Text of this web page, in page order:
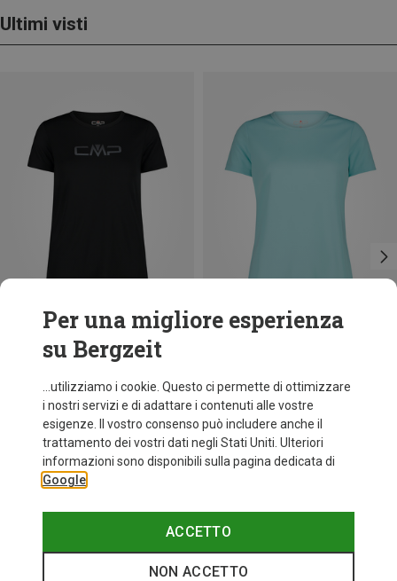
Ultimi visti
Risparmi 18%
CMP
Maglietta funzionale donna
9,95 €
Per una migliore esperienza
su Bergzeit
...utilizziamo i cookie. Questo ci permette di ottimizzare
i nostri servizi e di adattare i contenuti alle vostre
esigenze. Il vostro consenso può includere anche il
trattamento dei vostri dati negli Stati Uniti. Ulteriori
informazioni sono disponibili sulla pagina dedicata di
Google
ACCETTO
NON ACCETTO